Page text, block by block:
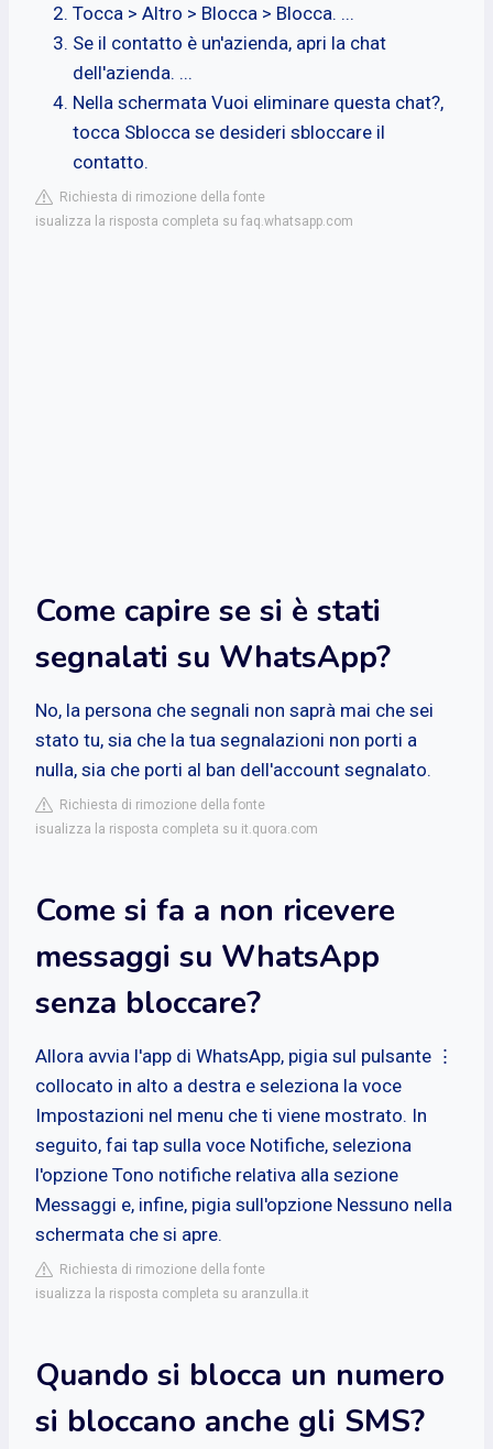
Tocca > Altro > Blocca > Blocca. ...
Se il contatto è un'azienda, apri la chat
dell'azienda. ...
Nella schermata Vuoi eliminare questa chat?,
tocca Sblocca se desideri sbloccare il
contatto.
Richiesta di rimozione della fonte
isualizza la risposta completa su faq.whatsapp.com
Come capire se si è stati
segnalati su WhatsApp?
No, la persona che segnali non saprà mai che sei
stato tu, sia che la tua segnalazioni non porti a
nulla, sia che porti al ban dell'account segnalato.
Richiesta di rimozione della fonte
isualizza la risposta completa su it.quora.com
Come si fa a non ricevere
messaggi su WhatsApp
senza bloccare?
Allora avvia l'app di WhatsApp, pigia sul pulsante ⋮
collocato in alto a destra e seleziona la voce
Impostazioni nel menu che ti viene mostrato. In
seguito, fai tap sulla voce Notifiche, seleziona
l'opzione Tono notifiche relativa alla sezione
Messaggi e, infine, pigia sull'opzione Nessuno nella
schermata che si apre.
Richiesta di rimozione della fonte
isualizza la risposta completa su aranzulla.it
Quando si blocca un numero
si bloccano anche gli SMS?